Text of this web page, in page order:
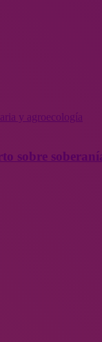
y agroecología
sobre